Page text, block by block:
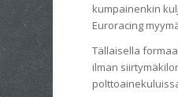
kumpainenkin
Euroracing
Tällaisella
ilman